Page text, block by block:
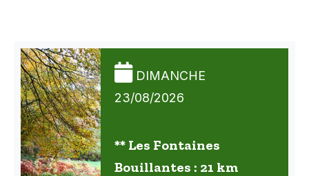
DIMANCHE
23/08/2026
** Les Fontaines
Bouillantes : 21 km